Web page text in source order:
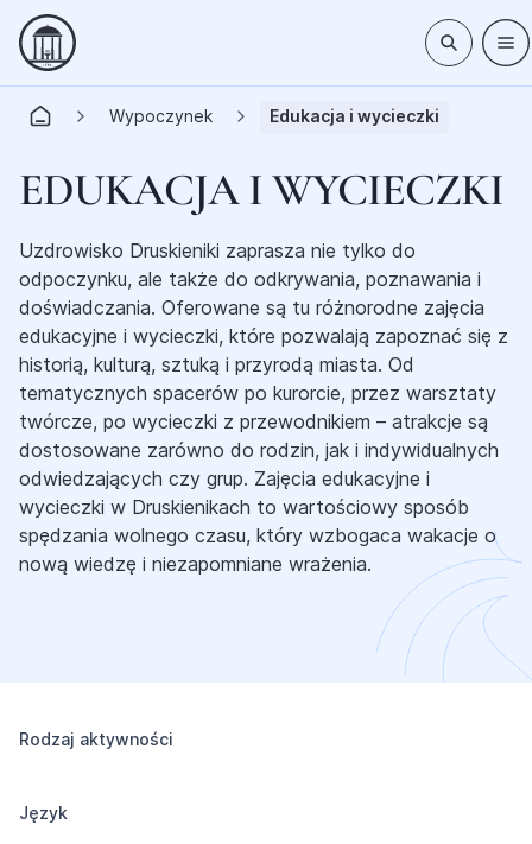
Wypoczynek Edukacja i wycieczki
EDUKACJA I WYCIECZKI
Uzdrowisko Druskieniki zaprasza nie tylko do
odpoczynku, ale także do odkrywania, poznawania i
doświadczania. Oferowane są tu różnorodne zajęcia
edukacyjne i wycieczki, które pozwalają zapoznać się z
historią, kulturą, sztuką i przyrodą miasta. Od
tematycznych spacerów po kurorcie, przez warsztaty
twórcze, po wycieczki z przewodnikiem – atrakcje są
dostosowane zarówno do rodzin, jak i indywidualnych
odwiedzających czy grup. Zajęcia edukacyjne i
wycieczki w Druskienikach to wartościowy sposób
spędzania wolnego czasu, który wzbogaca wakacje o
nową wiedzę i niezapomniane wrażenia.
Rodzaj aktywności
Język